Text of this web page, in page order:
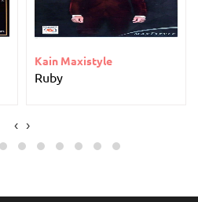
Kain Maxistyle
Ruby
‹ ›